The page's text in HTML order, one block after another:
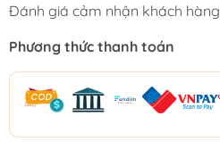
Đánh giá cảm nhận khách hàng
Phương thức thanh toán